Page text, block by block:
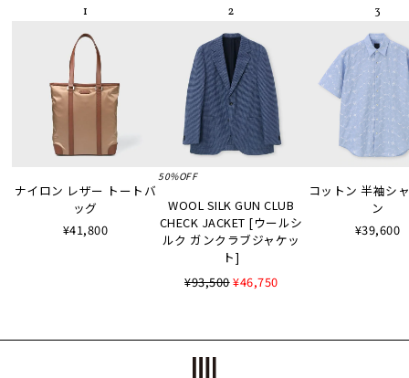
ナイロン レザー トートバ
ッグ
¥41,800
50%OFF
WOOL SILK GUN CLUB
CHECK JACKET [ウールシ
ルク ガンクラブジャケッ
ト]
¥93,500¥46,750
コットン 半袖シ
ン
¥39,600